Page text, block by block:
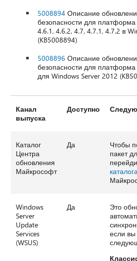
5008894 Описание
безопасности для платформа
4.6.1, 4.6.2, 4.7, 4.7.1, 4.7.2 в
(KB5008894)
5008896 Описание
безопасности для платформа
для Windows Server 2012
Канал
выпуска
Доступно
Каталог
Центра
обновления
Майкрософт
Да
Чтобы
пакет
Windows
Server
Update
Services
(WSUS)
Да
Это
если вы